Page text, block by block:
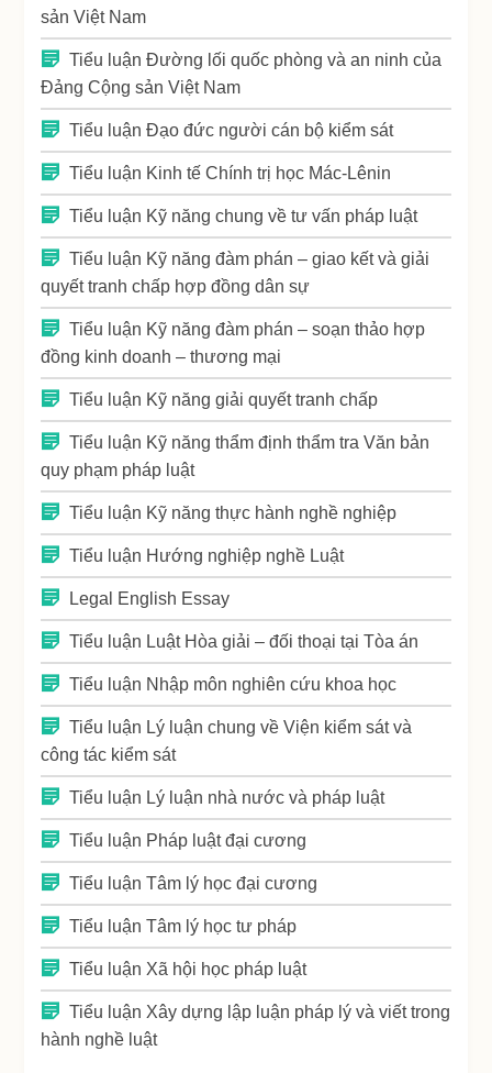
sản Việt Nam
Tiểu luận Đường lối quốc phòng và an ninh của
Đảng Cộng sản Việt Nam
Tiểu luận Đạo đức người cán bộ kiểm sát
Tiểu luận Kinh tế Chính trị học Mác-Lênin
Tiểu luận Kỹ năng chung về tư vấn pháp luật
Tiểu luận Kỹ năng đàm phán – giao kết và giải
quyết tranh chấp hợp đồng dân sự
Tiểu luận Kỹ năng đàm phán – soạn thảo hợp
đồng kinh doanh – thương mại
Tiểu luận Kỹ năng giải quyết tranh chấp
Tiểu luận Kỹ năng thẩm định thẩm tra Văn bản
quy phạm pháp luật
Tiểu luận Kỹ năng thực hành nghề nghiệp
Tiểu luận Hướng nghiệp nghề Luật
Legal English Essay
Tiểu luận Luật Hòa giải – đối thoại tại Tòa án
Tiểu luận Nhập môn nghiên cứu khoa học
Tiểu luận Lý luận chung về Viện kiểm sát và
công tác kiểm sát
Tiểu luận Lý luận nhà nước và pháp luật
Tiểu luận Pháp luật đại cương
Tiểu luận Tâm lý học đại cương
Tiểu luận Tâm lý học tư pháp
Tiểu luận Xã hội học pháp luật
Tiểu luận Xây dựng lập luận pháp lý và viết trong
hành nghề luật